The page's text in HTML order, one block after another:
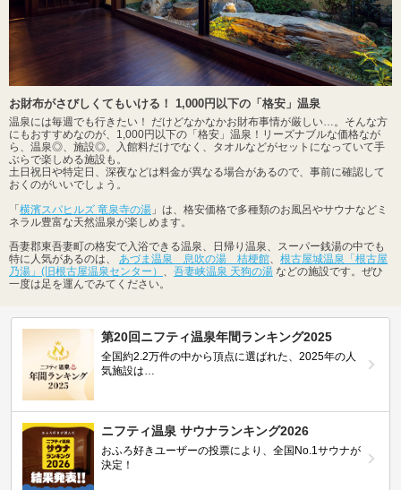
お財布がさびしくてもいける！ 1,000円以下の「格安」温泉
温泉には毎週でも行きたい！ だけどなかなかお財布事情が厳しい…。そんな方
にもおすすめなのが、1,000円以下の「格安」温泉！リーズナブルな価格なが
ら、温泉◎、施設◎。入館料だけでなく、タオルなどがセットになっていて手
ぶらで楽しめる施設も。
土日祝日や特定日、深夜などは料金が異なる場合があるので、事前に確認して
おくのがいいでしょう。
「 横濱スパヒルズ 竜泉寺の湯 」は、格安価格で多種類のお風呂やサウナなどミ
ネラル豊富な天然温泉が楽しめます。
吾妻郡東吾妻町の格安で入浴できる温泉、日帰り温泉、スーパー銭湯の中でも
特に人気があるのは、 あづま温泉 息吹の湯 桔梗館、 根古屋城温泉「根古屋
乃湯」(旧根古屋温泉センター） 、 吾妻峡温泉 天狗の湯 などの施設です。ぜひ
一度は足を運んでみてください。
第20回ニフティ温泉年間ランキング2025
全国約2.2万件の中から頂点に選ばれた、2025年の人
気施設は…
ニフティ温泉 サウナランキング2026
おふろ好きユーザーの投票により、全国No.1サウナが
決定！